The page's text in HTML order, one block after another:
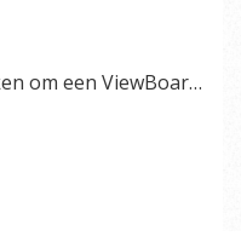
Kan ik Airplay gebruiken om een ViewBoard scherm op een cross subnet te spiegelen?